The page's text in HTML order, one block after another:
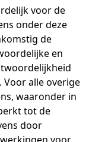
voor de
onder deze
de
en
alle overige
waaronder in
tot de
door